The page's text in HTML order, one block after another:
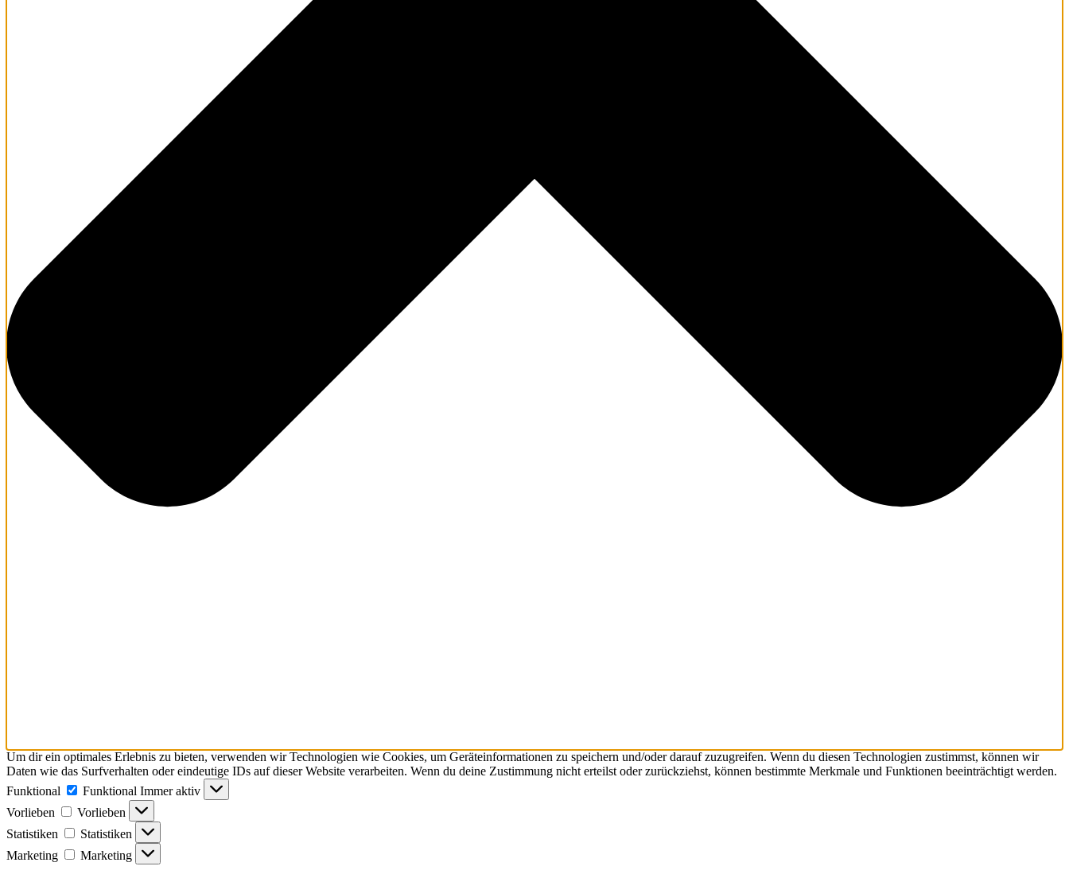
Um dir ein optimales Erlebnis zu bieten, verwenden wir Technologien wie Cookies, um Geräteinformationen zu speichern und/oder darauf zuzugreifen. Wenn du diesen Technologien zustimmst, können wir
Daten wie das Surfverhalten oder eindeutige IDs auf dieser Website verarbeiten. Wenn du deine Zustimmung nicht erteilst oder zurückziehst, können bestimmte Merkmale und Funktionen beeinträchtigt werden.
Funktional
Funktional Immer aktiv
Vorlieben
Vorlieben
Statistiken
Statistiken
Marketing
Marketing